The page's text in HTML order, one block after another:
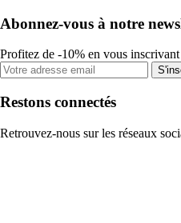
Abonnez-vous à notre
Profitez de -10% en vous
Restons connectés
Retrouvez-nous sur les réseaux